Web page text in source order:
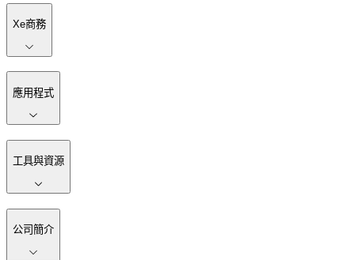
Xe商務
應用程式
工具與資源
公司簡介